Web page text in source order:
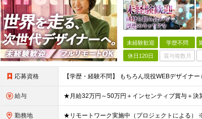
未経験歓迎 学歴不問
休日120日 賞与複数月
応募資格
給与
勤務地